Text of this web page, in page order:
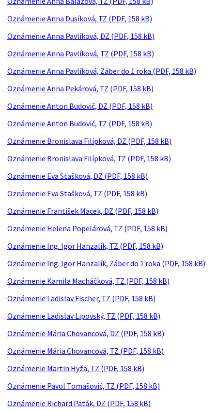
Oznámenie Anna Dusíková, TZ (PDF, 158 kB)
Oznámenie Anna Pavlíková, DZ (PDF, 158 kB)
Oznámenie Anna Pavlíková, TZ (PDF, 158 kB)
Oznámenie Anna Pavlíková, Záber do 1 roka (PDF, 158 kB)
Oznámenie Anna Pekárová, TZ (PDF, 158 kB)
Oznámenie Anton Budovič, DZ (PDF, 158 kB)
Oznámenie Anton Budovič, TZ (PDF, 158 kB)
Oznámenie Bronislava Filípková, DZ (PDF, 158 kB)
Oznámenie Bronislava Filípková, TZ (PDF, 158 kB)
Oznámenie Eva Stašková, DZ (PDF, 158 kB)
Oznámenie Eva Stašková, TZ (PDF, 158 kB)
Oznámenie František Macek, DZ (PDF, 158 kB)
Oznámenie Helena Popelárová, TZ (PDF, 158 kB)
Oznámenie Ing. Igor Hanzalík, TZ (PDF, 158 kB)
Oznámenie Ing. Igor Hanzalík, Záber do 1 roka (PDF, 158 kB)
Oznámenie Kamila Macháčková, TZ (PDF, 158 kB)
Oznámenie Ladislav Fischer, TZ (PDF, 158 kB)
Oznámenie Ladislav Lipovský, TZ (PDF, 158 kB)
Oznámenie Mária Chovancová, DZ (PDF, 158 kB)
Oznámenie Mária Chovancová, TZ (PDF, 158 kB)
Oznámenie Martin Hyža, TZ (PDF, 158 kB)
Oznámenie Pavol Tomašovič, TZ (PDF, 158 kB)
Oznámenie Richard Paták, DZ (PDF, 158 kB)